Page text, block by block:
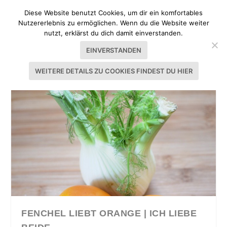
FENCHEL LIEBT ORANGE | ICH LIEBE
Diese Website benutzt Cookies, um dir ein komfortables
Nutzererlebnis zu ermöglichen. Wenn du die Website weiter
nutzt, erklärst du dich damit einverstanden.
EINVERSTANDEN
WEITERE DETAILS ZU COOKIES FINDEST DU HIER